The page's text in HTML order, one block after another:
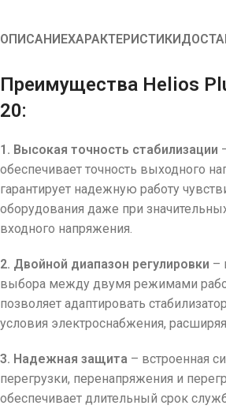
ОПИСАНИЕХАРАКТЕРИСТИКИ
Преимущества Helios
20:
1. Высокая точность стабилизации
обеспечивает точность выходного
гарантирует надежную работу
оборудования даже при
входного напряжения.
2. Двойной диапазон регулировки –
выбора между двумя режимами
позволяет адаптировать
условия электроснабжения,
3. Надежная защита – встроенная
перегрузки, перенапряжения и
обеспечивает длительный срок